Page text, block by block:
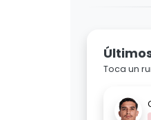
Toca un